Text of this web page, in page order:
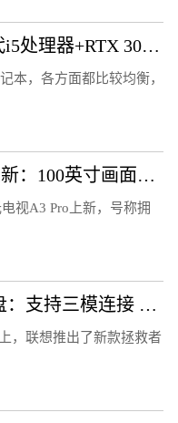
神舟战神Z7新本发布：12代i5处理器+RTX 3050显卡
本，各方面都比较均衡，
极米A3 Pro全色激光电视上新：100英寸画面超OLED电视
视A3 Pro上新，号称拥
联想发布拯救者K7机械键盘：支持三模连接 可热插拔
，联想推出了新款拯救者